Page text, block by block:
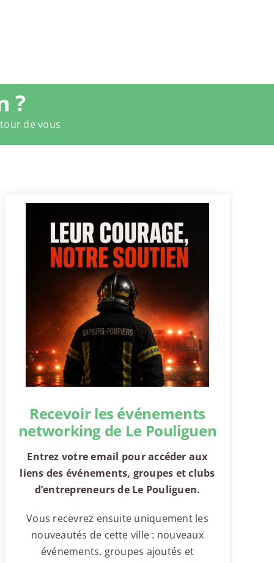
?
de vous
Recevoir les événements
networking de Le Pouliguen
Entrez votre email pour accéder aux
liens des événements, groupes et clubs
d’entrepreneurs de Le Pouliguen.
Vous recevrez ensuite uniquement les
nouveautés de cette ville : nouveaux
événements, groupes ajoutés et